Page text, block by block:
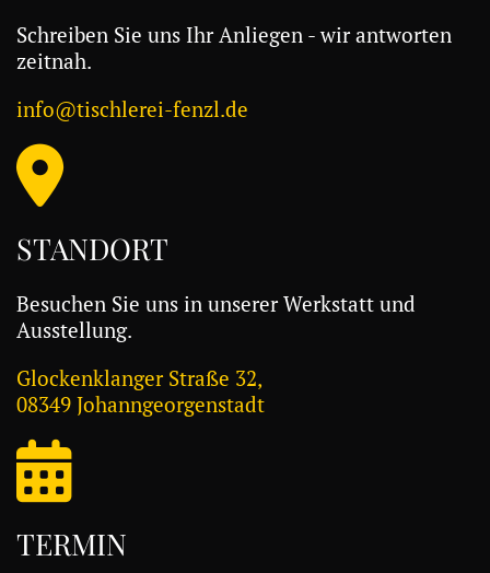
Schreiben Sie uns Ihr Anliegen - wir antworten
zeitnah.
info@tischlerei-fenzl.de
STANDORT
Besuchen Sie uns in unserer Werkstatt und
Ausstellung.
Glockenklanger Straße 32,
08349 Johanngeorgenstadt
TERMIN